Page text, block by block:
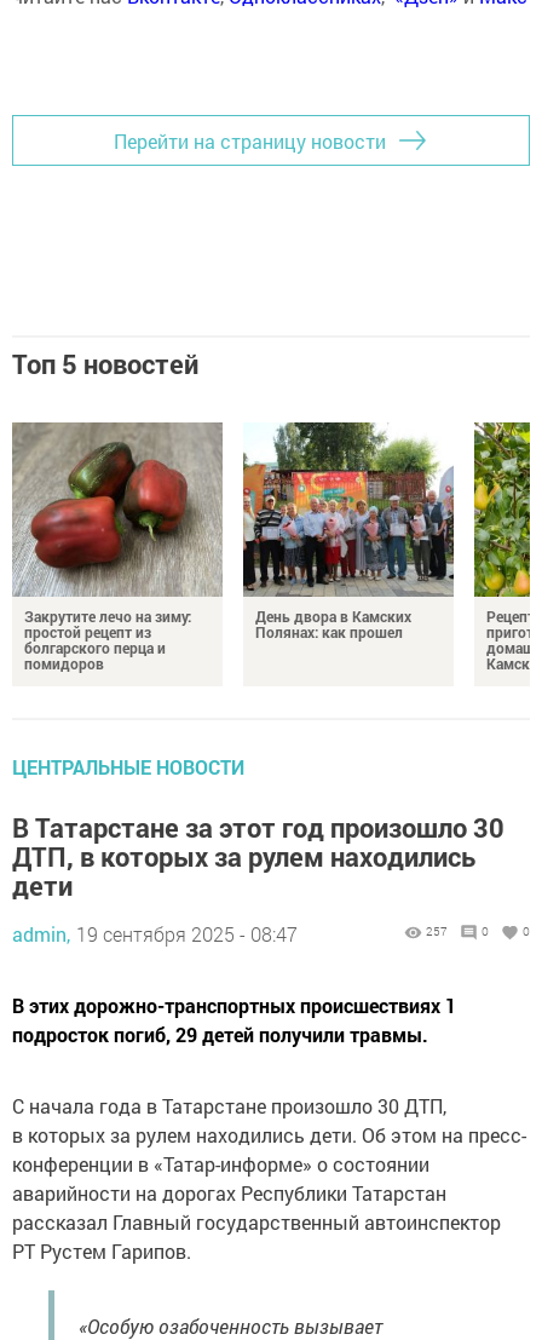
Перейти на страницу новости
Топ 5 новостей
Закрутите лечо на зиму:
простой рецепт из
болгарского перца и
помидоров
День двора в Камских
Полянах: как прошел
ЦЕНТРАЛЬНЫЕ НОВОСТИ
В Татарстане за этот год произошло 30
ДТП, в которых за рулем находились
дети
admin, 19 сентября 2025 - 08:47 257 0 0
В этих дорожно-транспортных происшествиях 1
подросток погиб, 29 детей получили травмы.
С начала года в Татарстане произошло 30 ДТП,
в которых за рулем находились дети. Об этом на пресс-
конференции в «Татар-информе» о состоянии
аварийности на дорогах Республики Татарстан
рассказал Главный государственный автоинспектор
РТ Рустем Гарипов.
«Особую озабоченность вызывает